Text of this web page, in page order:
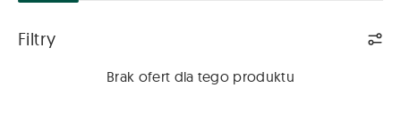
Filtry
Brak ofert dla tego produktu